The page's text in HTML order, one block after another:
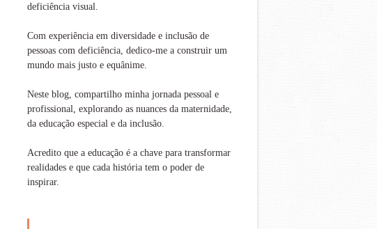
deficiência visual.
Com experiência em diversidade e inclusão de
pessoas com deficiência, dedico-me a construir um
mundo mais justo e equânime.
Neste blog, compartilho minha jornada pessoal e
profissional, explorando as nuances da maternidade,
da educação especial e da inclusão.
Acredito que a educação é a chave para transformar
realidades e que cada história tem o poder de
inspirar.